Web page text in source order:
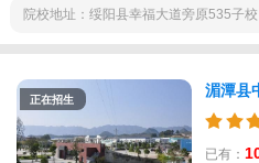
院校地址：绥阳县幸福大道旁原535子校
正在招生
湄潭县
已有：